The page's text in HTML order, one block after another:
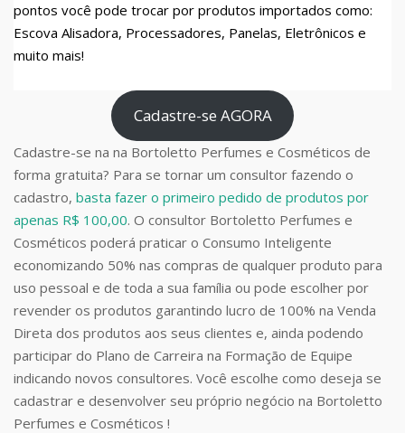
pontos você pode trocar por produtos importados como:
Escova Alisadora, Processadores, Panelas, Eletrônicos e
muito mais!
Cadastre-se AGORA
Cadastre-se na na Bortoletto Perfumes e Cosméticos de
forma gratuita? Para se tornar um consultor fazendo o
cadastro, basta fazer o primeiro pedido de produtos por
apenas R$ 100,00. O consultor Bortoletto Perfumes e
Cosméticos poderá praticar o Consumo Inteligente
economizando 50% nas compras de qualquer produto para
uso pessoal e de toda a sua família ou pode escolher por
revender os produtos garantindo lucro de 100% na Venda
Direta dos produtos aos seus clientes e, ainda podendo
participar do Plano de Carreira na Formação de Equipe
indicando novos consultores. Você escolhe como deseja se
cadastrar e desenvolver seu próprio negócio na Bortoletto
Perfumes e Cosméticos !